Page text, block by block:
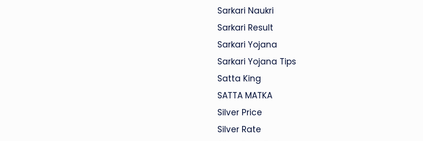
Sarkari Naukri
Sarkari Result
Sarkari Yojana
Sarkari Yojana Tips
Satta King
SATTA MATKA
Silver Price
Silver Rate